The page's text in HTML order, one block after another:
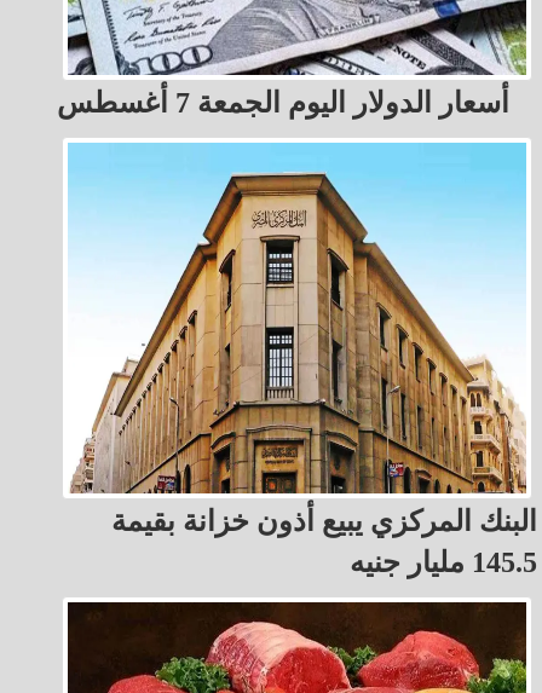
أسعار الدولار اليوم الجمعة 7 أغسطس
البنك المركزي يبيع أذون خزانة بقيمة
145.5 مليار جنيه